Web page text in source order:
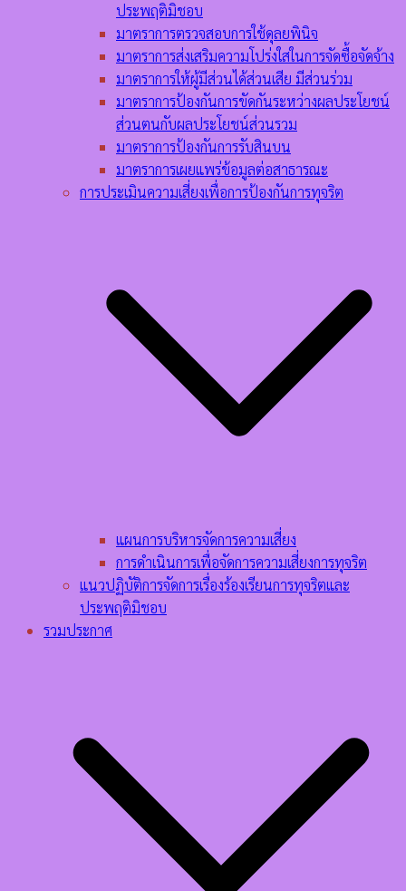
ประพฤติมิชอบ
มาตราการตรวจสอบการใช้ดุลยพินิจ
มาตราการส่งเสริมความโปร่งใสในการจัดซื้อจัดจ้าง
มาตราการให้ผู้มีส่วนได้ส่วนเสีย มีส่วนร่วม
มาตราการป้องกันการขัดกันระหว่างผลประโยชน์
ส่วนตนกับผลประโยชน์ส่วนรวม
มาตราการป้องกันการรับสินบน
มาตราการเผยแพร่ข้อมูลต่อสาธารณะ
การประเมินความเสี่ยงเพื่อการป้องกันการทุจริต
แผนการบริหารจัดการความเสี่ยง
การดำเนินการเพื่อจัดการความเสี่ยงการทุจริต
แนวปฏิบัติการจัดการเรื่องร้องเรียนการทุจริตและ
ประพฤติมิชอบ
รวมประกาศ